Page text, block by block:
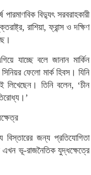
বিদ্যুৎ সরবরাহকারী
রাশিয়া, ফ্রান্স ও দক্ষিণ
যাচ্ছে বলে জানান মার্কিন
ফেলো মার্ক হিবস। যিনি
লিখেছেন। তিনি বলেন, ‘চীন
বিস্তারের জন্য প্রতিযোগিতা
ভূ-রাজনৈতিক যুদ্ধক্ষেত্রে